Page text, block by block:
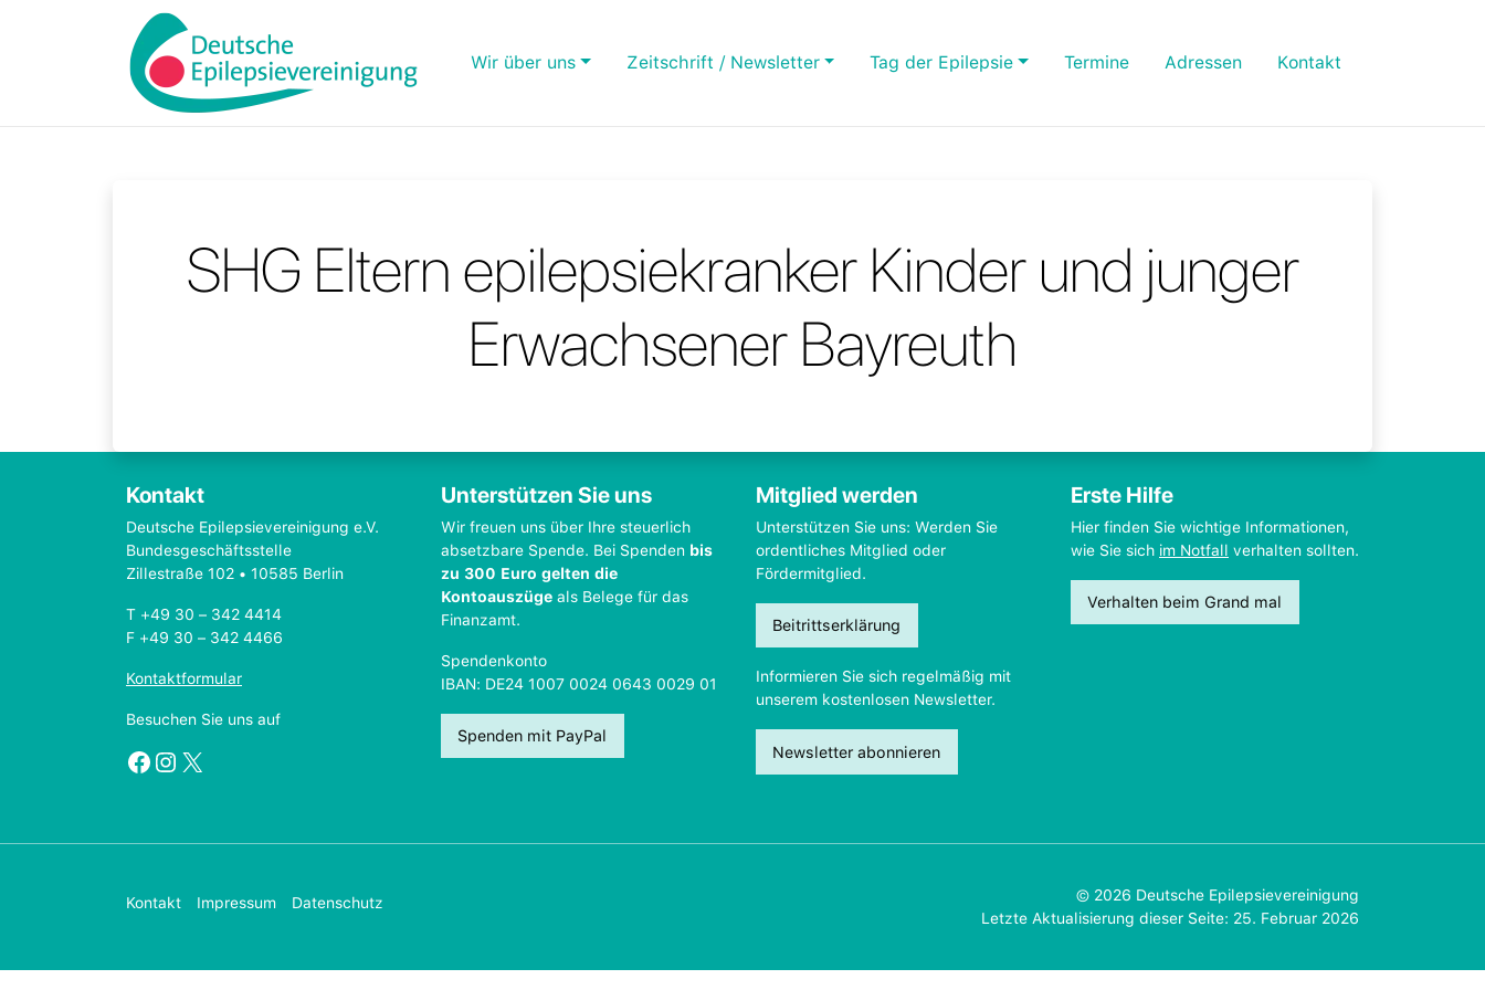
Wir über uns Zeitschrift / Newsletter Tag der Epilepsie Termine Adressen Kontakt
SHG Eltern epilepsiekranker Kinder und junger
Erwachsener Bayreuth
Kontakt
Deutsche Epilepsievereinigung e.V.
Bundesgeschäftsstelle
Zillestraße 102 • 10585 Berlin
T +49 30 – 342 4414
F +49 30 – 342 4466
Kontaktformular
Besuchen Sie uns auf
Facebook
Instagram
X
Unterstützen Sie uns
Wir freuen uns über Ihre steuerlich
absetzbare Spende. Bei Spenden bis
zu 300 Euro gelten die
Kontoauszüge als Belege für das
Finanzamt.
Spendenkonto
IBAN: DE24 1007 0024 0643 0029 01
Spenden mit PayPal
Mitglied werden
Unterstützen Sie uns: Werden Sie
ordentliches Mitglied oder
Fördermitglied.
Beitrittserklärung
Informieren Sie sich regelmäßig mit
unserem kostenlosen Newsletter.
Newsletter abonnieren
Erste Hilfe
Hier finden Sie wichtige Informationen,
wie Sie sich im Notfall verhalten sollten.
Verhalten beim Grand mal
Kontakt Impressum Datenschutz
© 2026 Deutsche Epilepsievereinigung
Letzte Aktualisierung dieser Seite: 25. Februar 2026